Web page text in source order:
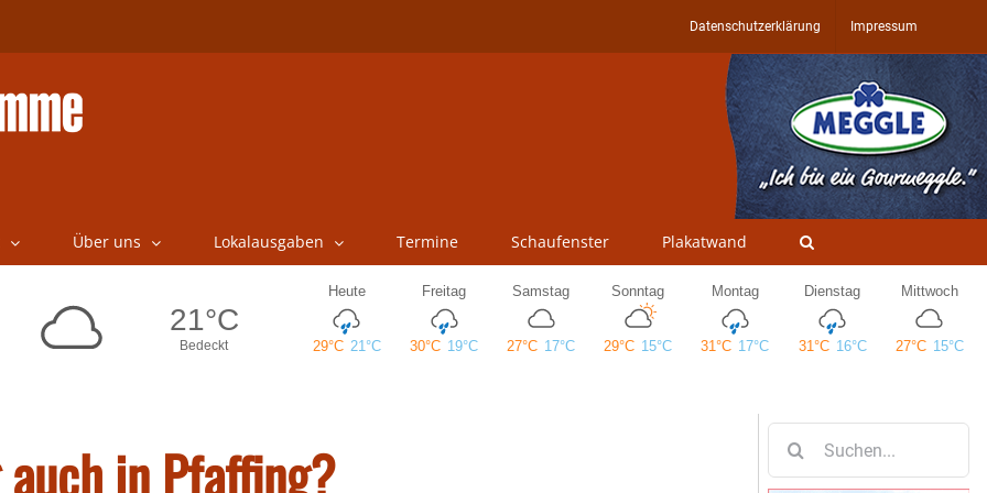
Datenschutzerklärung Impressum
Über uns Lokalausgaben Termine Schaufenster Plakatwand
in Pfaffing?
nach: